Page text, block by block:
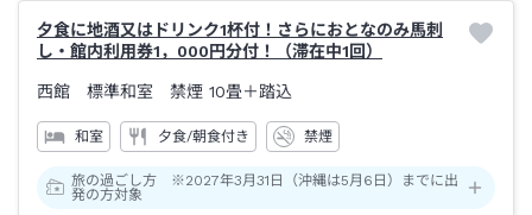
夕食に地酒又はドリンク1杯付！さらにおとなのみ馬刺
し・館内利用券1，000円分付！（滞在中1回）
西館 標準和室 禁煙 10畳＋踏込
和室 夕食/朝食付き 禁煙
旅の過ごし方 ※2027年3月31日（沖縄は5月6日）までに出
発の方対象